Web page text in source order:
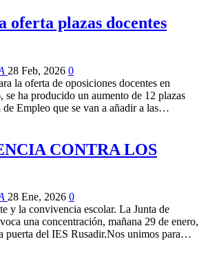
oferta plazas docentes
28 Feb, 2026 0
la oferta de oposiciones docentes en
se ha producido un aumento de 12 plazas
Empleo que se van a añadir a las…
CONTRA LOS
28 Ene, 2026 0
y la convivencia escolar. La Junta de
una concentración, mañana 29 de enero,
puerta del IES Rusadir.Nos unimos para…